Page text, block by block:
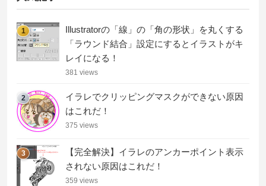
1
Illustratorの「線」の「角の形状」を丸くする
「ラウンド結合」設定にするとイラストがキ
レイになる！
381 views
2
イラレでクリッピングマスクができない原因
はこれだ！
375 views
3
【完全解決】イラレのアンカーポイント表示
されない原因はこれだ！
359 views